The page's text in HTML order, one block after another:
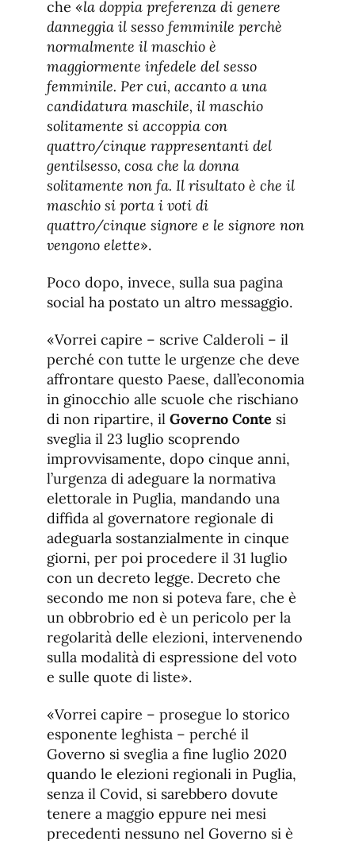
che «la doppia preferenza di genere
danneggia il sesso femminile perchè
normalmente il maschio è
maggiormente infedele del sesso
femminile. Per cui, accanto a una
candidatura maschile, il maschio
solitamente si accoppia con
quattro/cinque rappresentanti del
gentilsesso, cosa che la donna
solitamente non fa. Il risultato è che il
maschio si porta i voti di
quattro/cinque signore e le signore non
vengono elette».
Poco dopo, invece, sulla sua pagina
social ha postato un altro messaggio.
«Vorrei capire – scrive Calderoli – il
perché con tutte le urgenze che deve
affrontare questo Paese, dall’economia
in ginocchio alle scuole che rischiano
di non ripartire, il Governo Conte si
sveglia il 23 luglio scoprendo
improvvisamente, dopo cinque anni,
l’urgenza di adeguare la normativa
elettorale in Puglia, mandando una
diffida al governatore regionale di
adeguarla sostanzialmente in cinque
giorni, per poi procedere il 31 luglio
con un decreto legge. Decreto che
secondo me non si poteva fare, che è
un obbrobrio ed è un pericolo per la
regolarità delle elezioni, intervenendo
sulla modalità di espressione del voto
e sulle quote di liste».
«Vorrei capire – prosegue lo storico
esponente leghista – perché il
Governo si sveglia a fine luglio 2020
quando le elezioni regionali in Puglia,
senza il Covid, si sarebbero dovute
tenere a maggio eppure nei mesi
precedenti nessuno nel Governo si è